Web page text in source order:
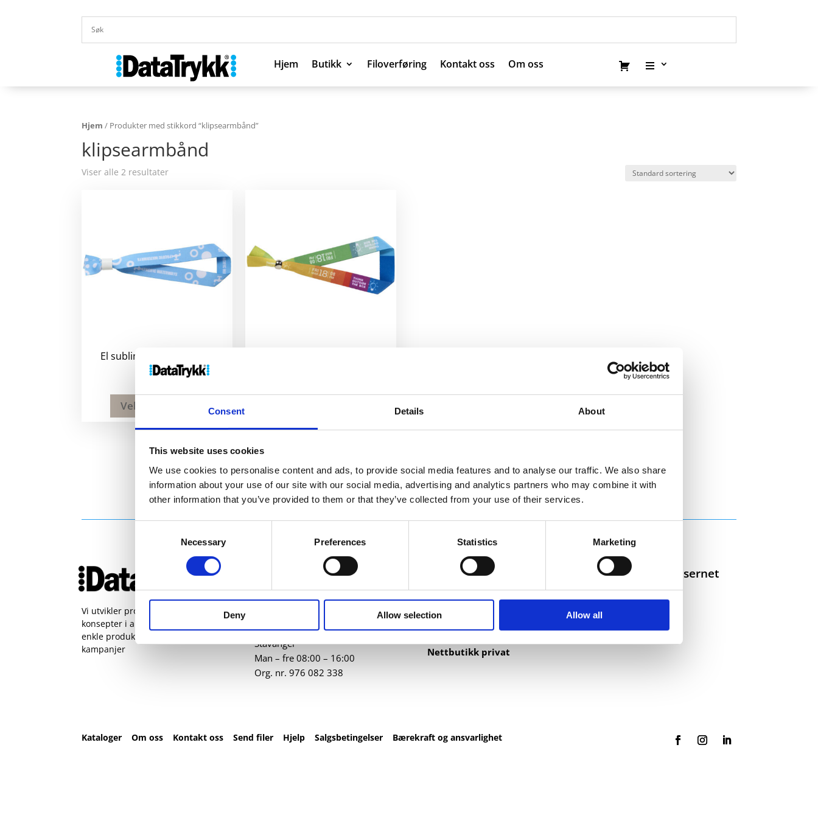
Consent Details About
This website uses cookies
We use cookies to personalise content and ads, to provide social media features and to analyse our traffic. We also share
information about your use of our site with our social media, advertising and analytics partners who may combine it with
other information that you’ve provided to them or that they’ve collected from your use of their services.
Necessary Preferences Statistics Marketing
Deny Allow selection Allow all
Hjem Butikk Filoverføring Kontakt oss Om oss
Hjem Butikk Filoverføring Kontakt oss Om oss
Hjem / Produkter med stikkord “klipsearmbånd”
klipsearmbånd
Viser alle 2 resultater
El sublimert festivalbånd
8kr
Velg alternativ
Vi utvikler produkter og
konsepter i alle kanaler – Alt fra
enkle produkter til sammensatte
kampanjer
51 82 67 00
post@datatrykk.no
Kvalebergveien 21, 4016
Stavanger
Man – fre 08:00 – 16:00
Org. nr. 976 082 338
Nettbutikk
Profilartikler
Trykksaker
Nettbutikk privat
Selskaper i konsernet
Kataloger Om oss Kontakt oss Send filer HjelpSalgsbetingelser Bærekraft og ansvarlighet